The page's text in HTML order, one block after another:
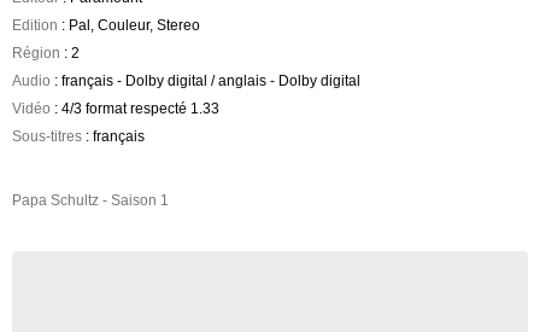
Edition : Pal, Couleur, Stereo
Région : 2
Audio : français - Dolby digital / anglais - Dolby digital
Vidéo : 4/3 format respecté 1.33
Sous-titres : français
Papa Schultz - Saison 1